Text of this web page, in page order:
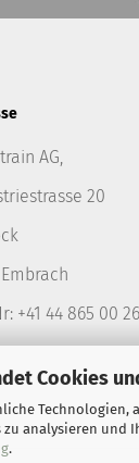
Cookies
zu analysieren
.
AG,
20
+41 44 865 00 26